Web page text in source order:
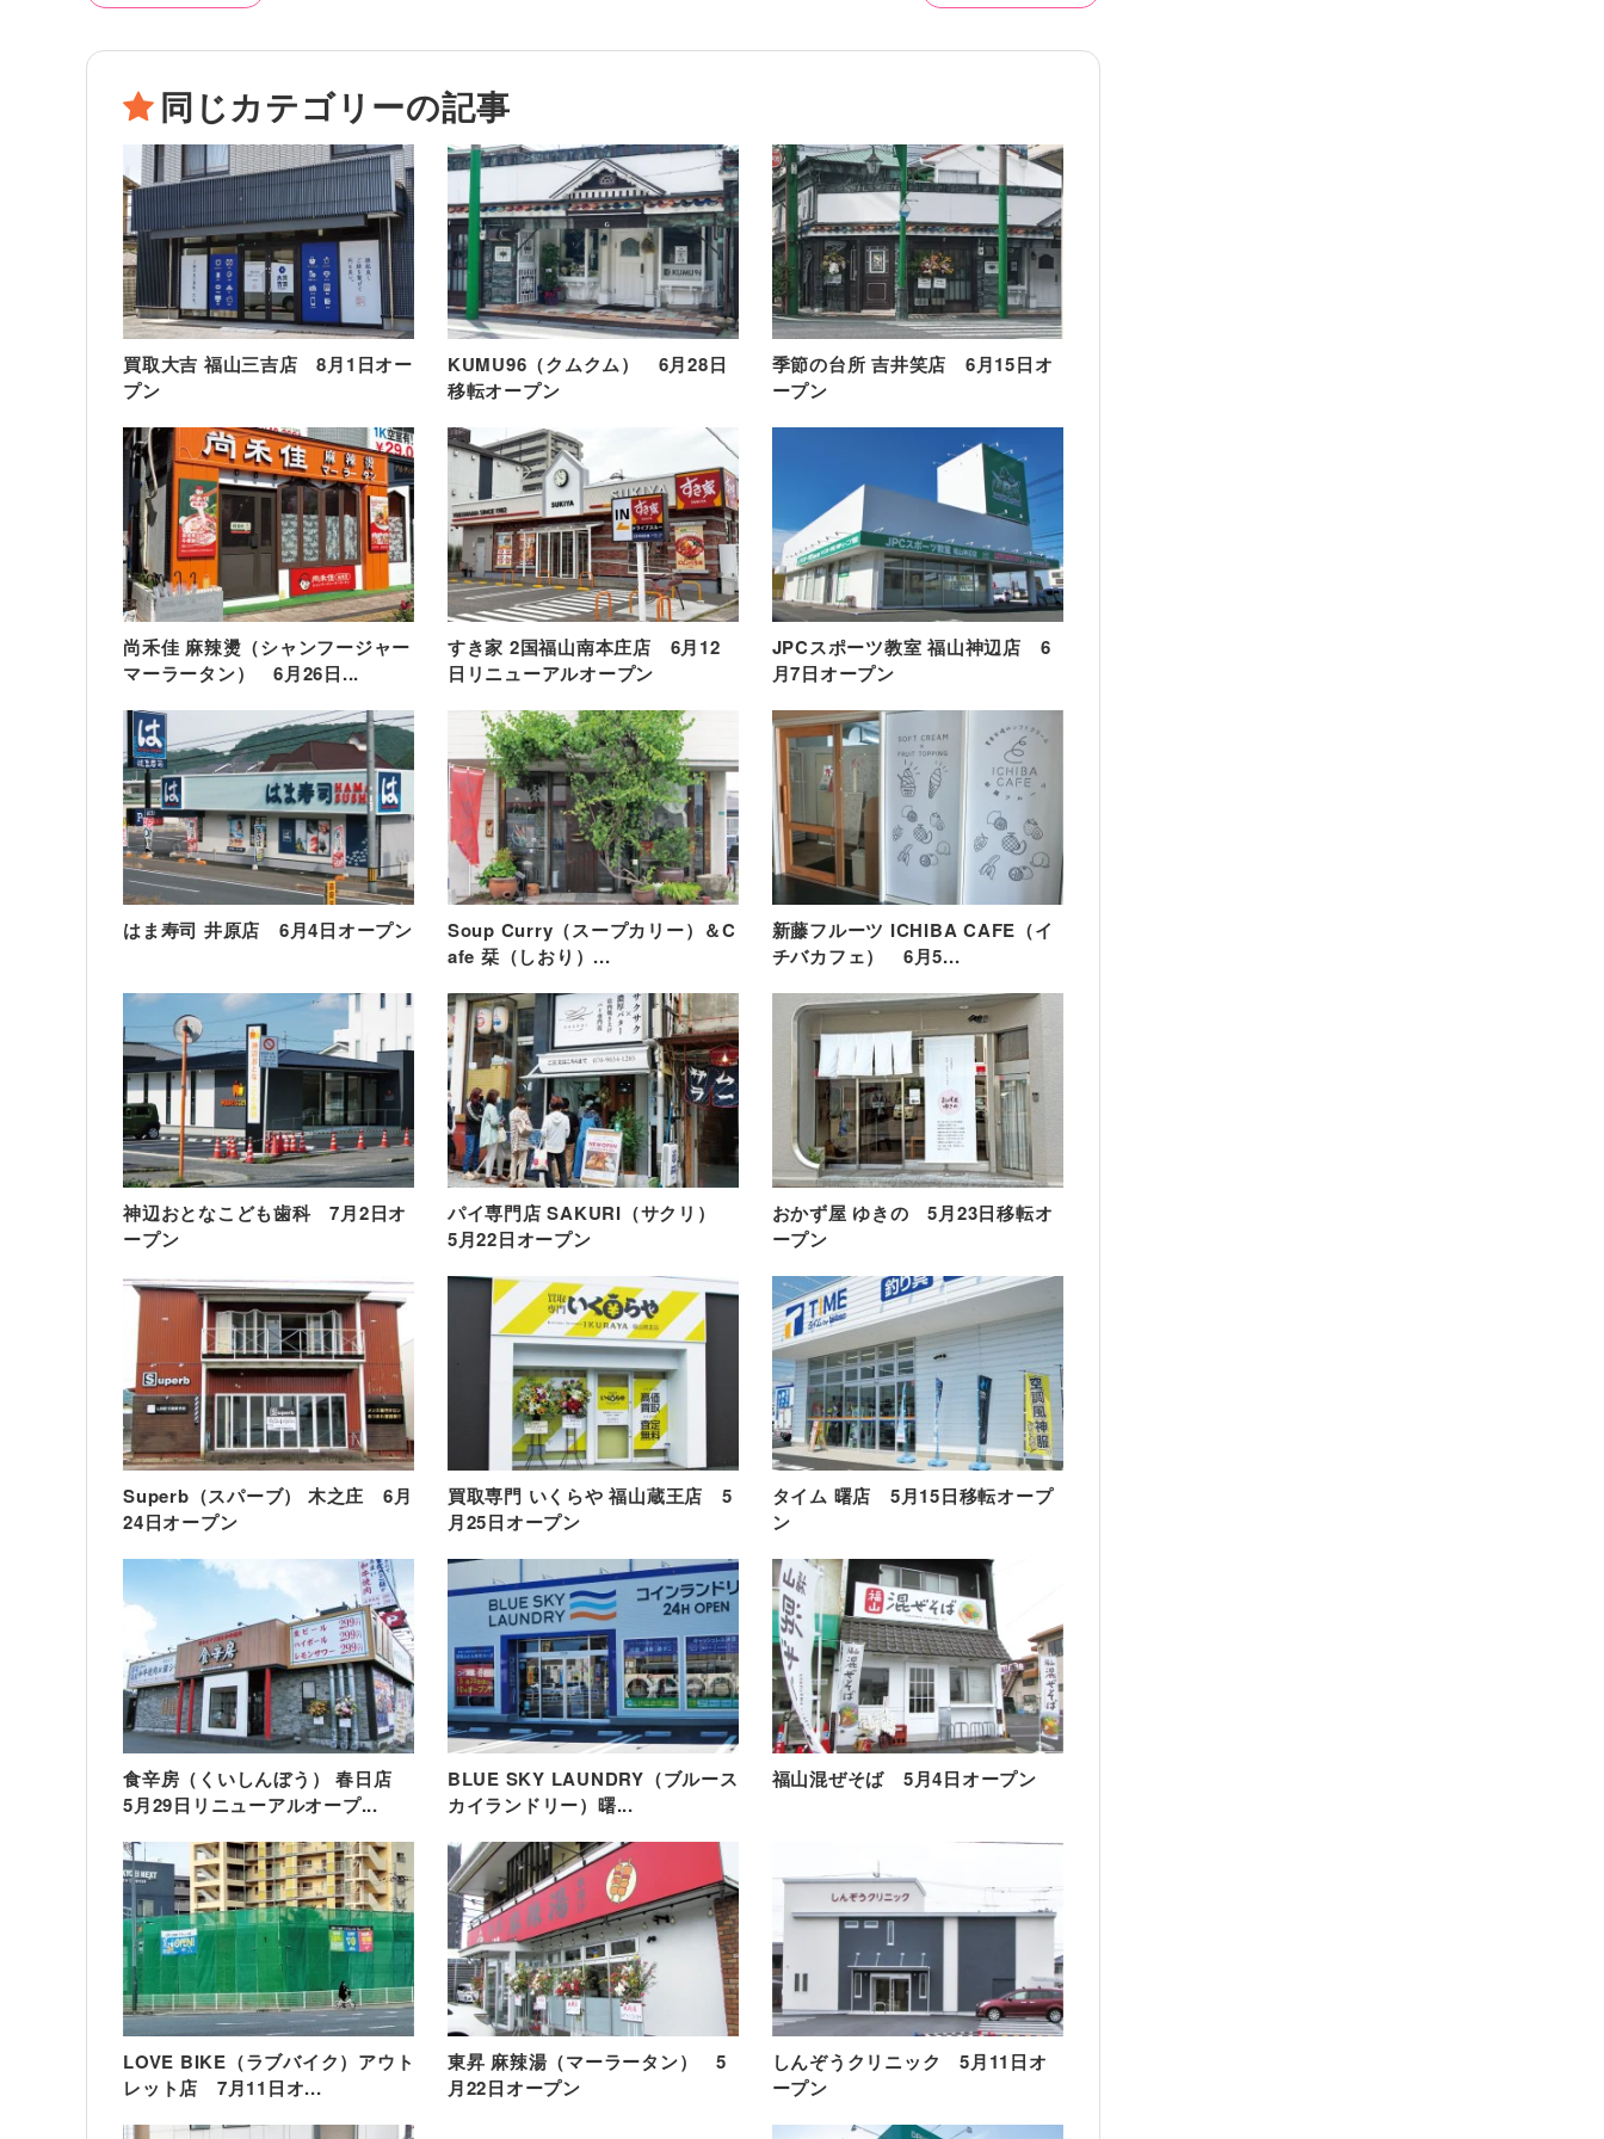
同じカテゴリーの記事
買取大吉 福山三吉店 8月1日オー
プン
KUMU96（クムクム） 6月28日
移転オープン
季節の台所 吉井笑店 6月15日オ
ープン
尚禾佳 麻辣燙（シャンフージャー
マーラータン） 6月26日...
すき家 2国福山南本庄店 6月12
日リニューアルオープン
JPCスポーツ教室 福山神辺店 6
月7日オープン
はま寿司 井原店 6月4日オープン
Soup Curry（スープカリー）＆C
afe 栞（しおり）...
新藤フルーツ ICHIBA CAFE（イ
チバカフェ） 6月5...
神辺おとなこども歯科 7月2日オ
ープン
パイ専門店 SAKURI（サクリ）
5月22日オープン
おかず屋 ゆきの 5月23日移転オ
ープン
Superb（スパーブ） 木之庄 6月
24日オープン
買取専門 いくらや 福山蔵王店 5
月25日オープン
タイム 曙店 5月15日移転オープ
ン
食辛房（くいしんぼう） 春日店
5月29日リニューアルオープ...
BLUE SKY LAUNDRY（ブルース
カイランドリー）曙...
福山混ぜそば 5月4日オープン
LOVE BIKE（ラブバイク）アウト
レット店 7月11日オ...
東昇 麻辣湯（マーラータン） 5
月22日オープン
しんぞうクリニック 5月11日オ
ープン